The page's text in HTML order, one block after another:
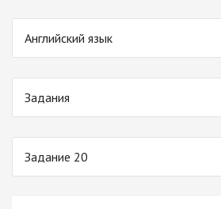
Английский язык
Задания
Задание 20